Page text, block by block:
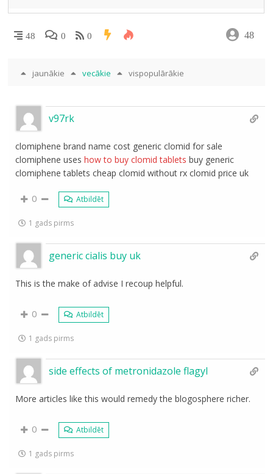
48 0 0 48
jaunākie vecākie vispopulārākie
v97rk
clomiphene brand name cost generic clomid for sale
clomiphene useshow to buy clomid tablets buy generic
clomiphene tablets cheap clomid without rx clomid price uk
0 Atbildēt
1 gads pirms
generic cialis buy uk
This is the make of advise I recoup helpful.
0 Atbildēt
1 gads pirms
side effects of metronidazole flagyl
More articles like this would remedy the blogosphere richer.
0 Atbildēt
1 gads pirms